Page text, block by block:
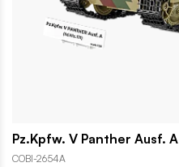
Pz.Kpfw. V Panther Ausf. A
COBI-2654A